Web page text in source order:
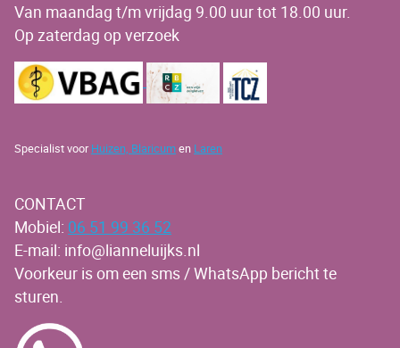
Van maandag t/m vrijdag 9.00 uur tot 18.00 uur.
Op zaterdag op verzoek
Specialist voor Huizen, Blaricumen Laren
CONTACT
Mobiel: 06 51 99 36 52
E-mail: info@lianneluijks.nl
Voorkeur is om een sms / WhatsApp bericht te
sturen.